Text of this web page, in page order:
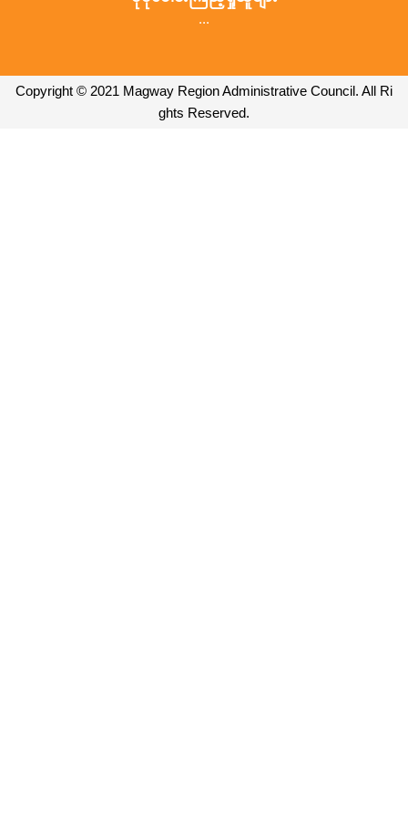
...
Copyright © 2021 Magway Region Administrative Council. All Ri
ghts Reserved.